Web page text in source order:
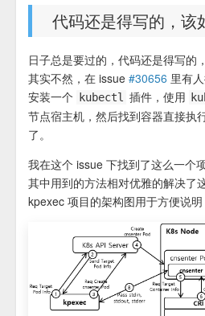
代码还是得写的，该
日子总是要过的，代码还是得写的
其实不然，在 issue #30656 里有
安装一个
kubectl 插件，使用
节点宿主机，然后找到容器直接执
了。
我在这个 issue 下找到了这么一个
其中用到的方法相对优雅的解决了
kpexec 项目的架构图用于方便说明